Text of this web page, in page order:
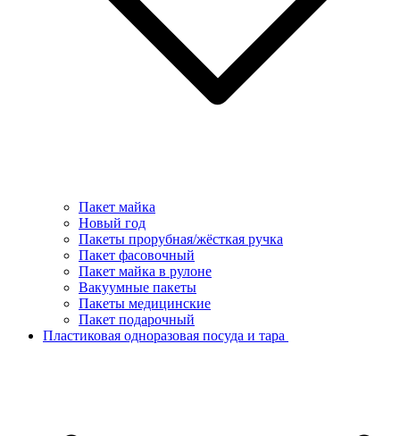
Пакет майка
Новый год
Пакеты прорубная/жёсткая ручка
Пакет фасовочный
Пакет майка в рулоне
Вакуумные пакеты
Пакеты медицинские
Пакет подарочный
Пластиковая одноразовая посуда и тара